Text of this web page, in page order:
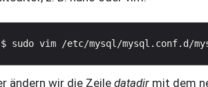
ändern wir die Zeile datadir mit dem